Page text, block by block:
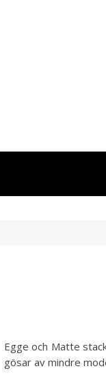
Egge och Matte
gösar av mindre